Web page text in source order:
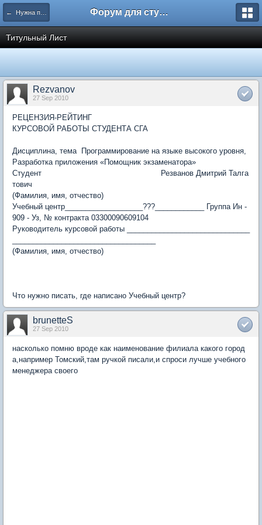
← Нужна помощь Форум для студента СГА
Титульный Лист
Rezvanov
27 Sep 2010
РЕЦЕНЗИЯ-РЕЙТИНГ
КУРСОВОЙ РАБОТЫ СТУДЕНТА СГА
Дисциплина, тема Программирование на языке высокого уровня,
Разработка приложения «Помощник экзаменатора»
Студент Резванов Дмитрий Талга
тович
(Фамилия, имя, отчество)
Учебный центр___________________???____________ Группа Ин -
909 - Уз, № контракта 03300090609104
Руководитель курсовой работы ______________________________
(Фамилия, имя, отчество)
Что нужно писать, где написано Учебный центр?
brunetteS
27 Sep 2010
насколько помню вроде как наименование филиала какого город
а,например Томский,там ручкой писали,и спроси лучше учебного
менеджера своего